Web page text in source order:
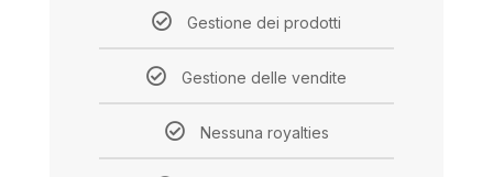
Gestione dei prodotti
Gestione delle vendite
Nessuna royalties